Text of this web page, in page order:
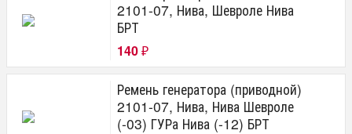
2101-07, Нива, Шевроле Нива
БРТ
140 ₽
Ремень генератора (приводной)
2101-07, Нива, Нива Шевроле
(-03) ГУРа Нива (-12) БРТ